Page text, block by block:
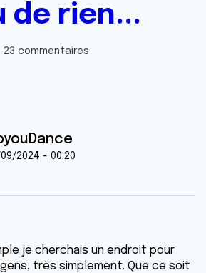
de rien...
23 commentaires
09/2024 - 00:20
je cherchais un endroit pour
très simplement. Que ce soit